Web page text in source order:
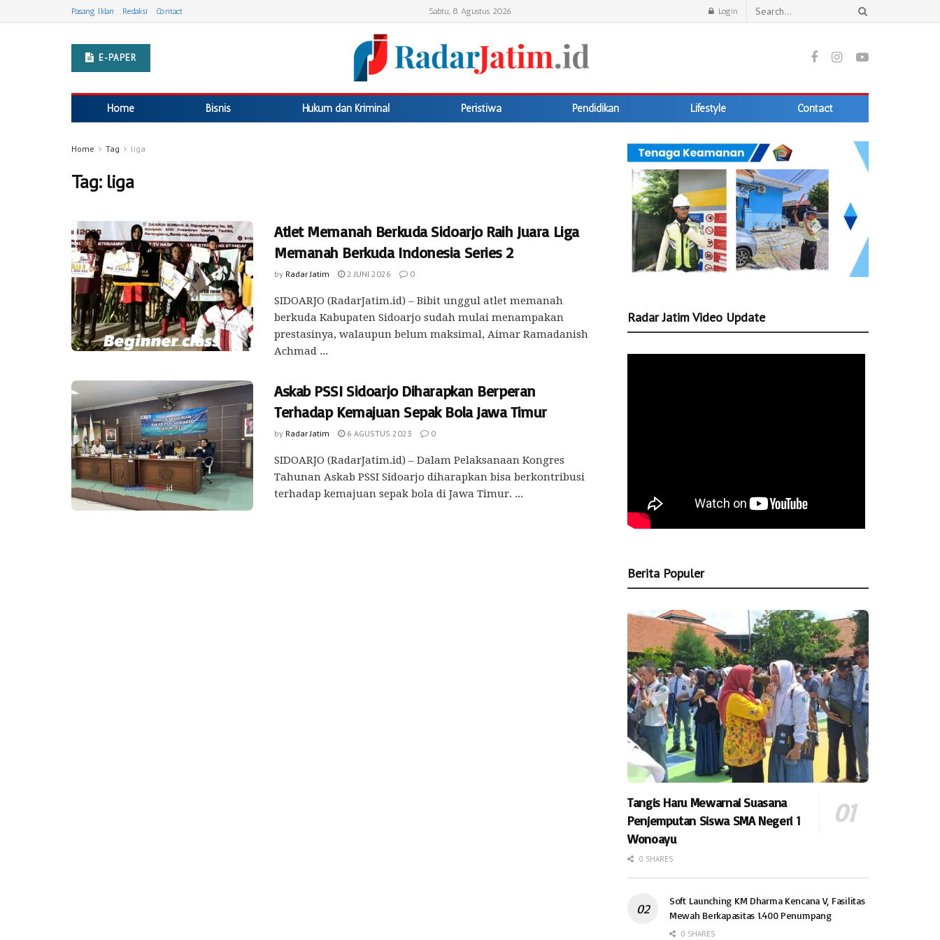
Pasang Iklan Redaksi Contact Sabtu, 8 Agustus 2026 Login
E-PAPER
Home Bisnis Hukum dan Kriminal Peristiwa Pendidikan Lifestyle Contact
Home Tag liga
Tag: liga
Atlet Memanah Berkuda Sidoarjo Raih Juara Liga
Memanah Berkuda Indonesia Series 2
by Radar Jatim 2 JUNI 2026 0
SIDOARJO (RadarJatim.id) – Bibit unggul atlet memanah
berkuda Kabupaten Sidoarjo sudah mulai menampakan
prestasinya, walaupun belum maksimal, Aimar Ramadanish
Achmad ...
Askab PSSI Sidoarjo Diharapkan Berperan
Terhadap Kemajuan Sepak Bola Jawa Timur
by Radar Jatim 6 AGUSTUS 2023 0
SIDOARJO (RadarJatim.id) – Dalam Pelaksanaan Kongres
Tahunan Askab PSSI Sidoarjo diharapkan bisa berkontribusi
terhadap kemajuan sepak bola di Jawa Timur. ...
Radar Jatim Video Update
Berita Populer
Tangis Haru Mewarnai Suasana
Penjemputan Siswa SMA Negeri 1
Wonoayu
0 SHARES
Soft Launching KM Dharma Kencana V, Fasilitas
Mewah Berkapasitas 1.400 Penumpang
0 SHARES